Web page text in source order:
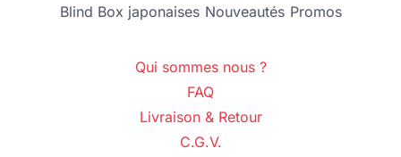
Blind Box japonaises Nouveautés Promos
Qui sommes nous ?
FAQ
Livraison & Retour
C.G.V.